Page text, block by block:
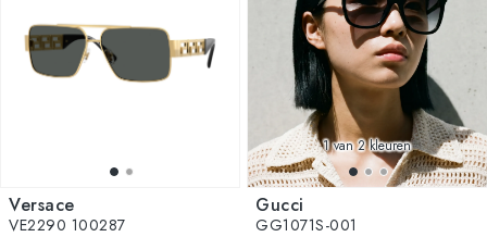
Versace
VE2290 100287
1van 2 kleuren
Gucci
GG1071S-001